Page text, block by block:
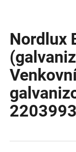
Nordlux
t
?